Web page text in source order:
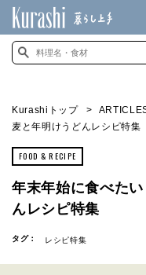
Kurashiトップ
麦と年明けうどんレシピ特集
FOOD & RECIPE
年末年始に食べた
んレシピ特集
タグ： レシピ特集